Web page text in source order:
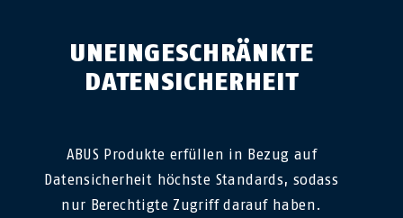
UNEINGESCHRÄNKTE
DATENSICHERHEIT
ABUS Produkte erfüllen in Bezug auf
Datensicherheit höchste Standards, sodass
nur Berechtigte Zugriff darauf haben.